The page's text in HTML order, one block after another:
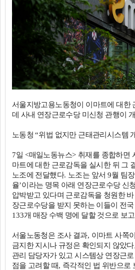
서울지방고용노동청이 이마트에 대한
데 사내 연장근로수당 미신청 관행이
노동청“위법 없지만 근태관리시스템
7일 <매일노동뉴스> 취재를 종합하면
마트에 대한 근로감독을 실시한 뒤 그
노조에 전달했다. 노조는 앞서 9월 팀
율’이라는 명목 아래 연장근로수당 신
압박받고 있다며 근로감독을 청원한
장근로수당을 받지 못하는 이들이 전
133개 매장 수백 명에 달할 것으로 보
서울노동청은 조사 결과, 이마트 사쪽
금지한 지시나 규정은 확인되지 않았
관리 담당자가 있고 시스템상 연장근
점을 고려할 때, 즉각적인 법 위반으로